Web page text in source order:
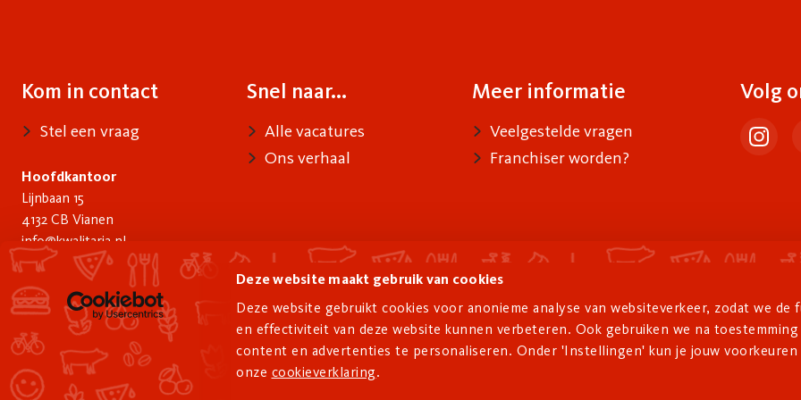
Deze website maakt gebruik van cookies
Deze website gebruikt cookies voor anonieme analyse van websiteverkeer, zodat we
en effectiviteit van deze website kunnen verbeteren. Ook gebruiken we na toestemming
content en advertenties te personaliseren. Onder 'Instellingen' kun je jouw voorkeuren
onze cookieverklaring.
Kom in contact
Contact
Stel een vraag
Hoofdkantoor
Lijnbaan 15
4132 CB Vianen
info@kwalitaria.nl
Snel naar...
Voet
Alle vacatures
Ons verhaal
Meer informatie
Info
Veelgestelde vragen
Franchiser worden?
Volg
home
© 2026 Kwalitaria. Alle rechten voorbehouden. Service menu
Privacy Algemene